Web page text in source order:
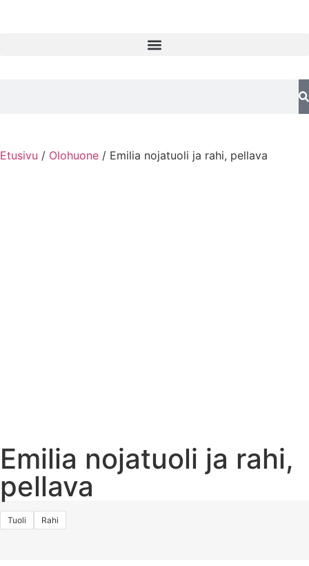
Etusivu / Olohuone / Emilia nojatuoli ja rahi, pellava
Emilia nojatuoli ja rahi,
pellava
Tuoli Rahi